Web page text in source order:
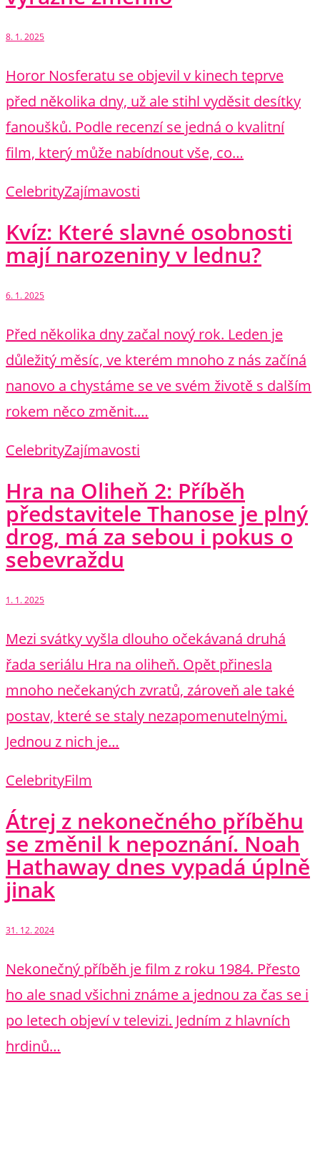
8. 1. 2025
Horor Nosferatu se objevil v kinech teprve
před několika dny, už ale stihl vyděsit desítky
fanoušků. Podle recenzí se jedná o kvalitní
film, který může nabídnout vše, co…
CelebrityZajímavosti
Kvíz: Které slavné osobnosti
mají narozeniny v lednu?
6. 1. 2025
Před několika dny začal nový rok. Leden je
důležitý měsíc, ve kterém mnoho z nás začíná
nanovo a chystáme se ve svém životě s dalším
rokem něco změnit.…
CelebrityZajímavosti
Hra na Oliheň 2: Příběh
představitele Thanose je plný
drog, má za sebou i pokus o
sebevraždu
1. 1. 2025
Mezi svátky vyšla dlouho očekávaná druhá
řada seriálu Hra na oliheň. Opět přinesla
mnoho nečekaných zvratů, zároveň ale také
postav, které se staly nezapomenutelnými.
Jednou z nich je…
CelebrityFilm
Átrej z nekonečného příběhu
se změnil k nepoznání. Noah
Hathaway dnes vypadá úplně
jinak
31. 12. 2024
Nekonečný příběh je film z roku 1984. Přesto
ho ale snad všichni známe a jednou za čas se i
po letech objeví v televizi. Jedním z hlavních
hrdinů…